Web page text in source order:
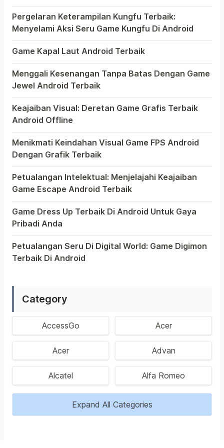
Anda
Bermain game di platform Android telah menjadi bagian
Pergelaran Keterampilan Kungfu Terbaik:
Menyelami Aksi Seru Game Kungfu Di Android
Dunia game selalu menawarkan pengalaman yang
Game Kapal Laut Android Terbaik
Di dunia game Android yang kaya dengan berbagai
Menggali Kesenangan Tanpa Batas Dengan Game
Jewel Android Terbaik
Dalam hiruk-pikuk dunia game Android, ada satu genre
Keajaiban Visual: Deretan Game Grafis Terbaik
Android Offline
Ponsel pintar telah mengubah cara kita bermain game,
Menikmati Keindahan Visual Game FPS Android
Dengan Grafik Terbaik
Semakin berkembangnya teknologi di era digital saat
Petualangan Intelektual: Menjelajahi Keajaiban
Game Escape Android Terbaik
Dalam dunia game Android, genre escape telah
Game Dress Up Terbaik Di Android Untuk Gaya
Pribadi Anda
Saat ini, platform Android telah menjadi wadah
Petualangan Seru Di Digital World: Game Digimon
Terbaik Di Android
Category
AccessGo Acer
Acer Advan
Alcatel Alfa Romeo
Expand All Categories